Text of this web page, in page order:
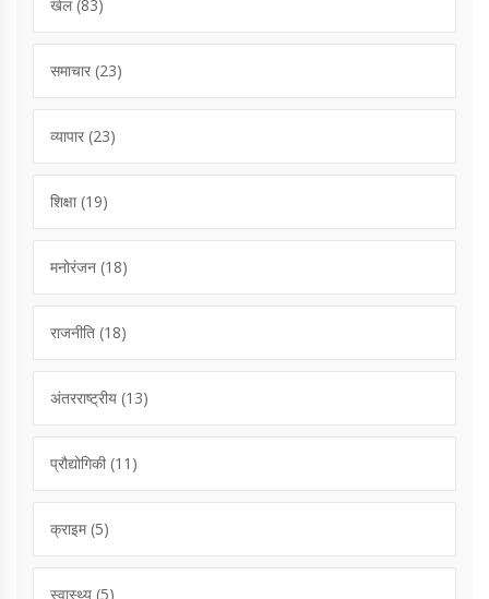
खेल(83)
समाचार (23)
व्यापार (23)
शिक्षा(19)
मनोरंजन (18)
राजनीति (18)
अंतरराष्ट्रीय (13)
प्रौद्योगिकी(11)
क्राइम(5)
स्वास्थ्य (5)